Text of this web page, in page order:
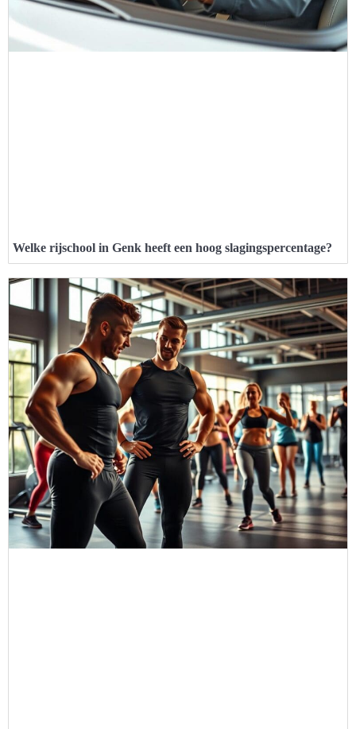
Welke rijschool in Genk heeft een hoog slagingspercentage?